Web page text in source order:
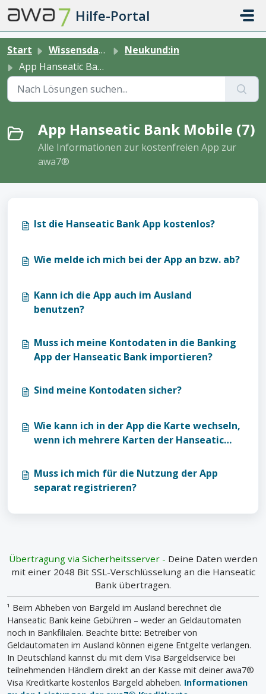
Zum hauptsächlichen Inhalt gehen
Hilfe-Portal
Start Wissensdatenbank
Neukund:in
App Hanseatic Bank Mobile
App Hanseatic Bank Mobile (7)
Alle Informationen zur kostenfreien App zur
awa7®
Ist die Hanseatic Bank App kostenlos?
Wie melde ich mich bei der App an bzw. ab?
Kann ich die App auch im Ausland
benutzen?
Muss ich meine Kontodaten in die Banking
App der Hanseatic Bank importieren?
Sind meine Kontodaten sicher?
Wie kann ich in der App die Karte wechseln,
wenn ich mehrere Karten der Hanseatic
Muss ich mich für die Nutzung der App
separat registrieren?
Übertragung via Sicherheitsserver - Deine Daten werden
mit einer 2048 Bit SSL-Verschlüsselung an die Hanseatic
Bank übertragen.
¹ Beim Abheben von Bargeld im Ausland berechnet die
Hanseatic Bank keine Gebühren – weder an Geldautomaten
noch in Bankfilialen. Beachte bitte: Betreiber von
Geldautomaten im Ausland können eigene Entgelte verlangen.
In Deutschland kannst du mit dem Visa Bargeldservice bei
teilnehmenden Händlern direkt an der Kasse mit deiner awa7®
Visa Kreditkarte kostenlos Bargeld abheben. Informationen